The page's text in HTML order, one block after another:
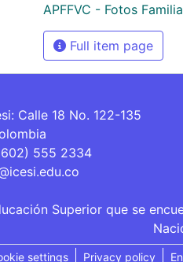
APFFVC - Fotos
Full item page
Calle 18 No. 122-135
555 2334
Superior que se
settings Privacy policy